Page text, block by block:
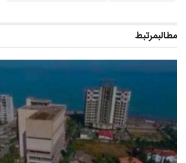
مطالبمرتبط